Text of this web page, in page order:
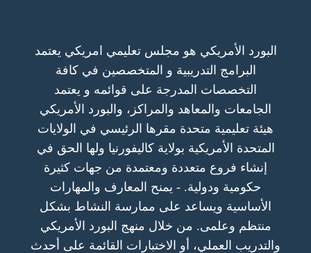
البورد الأمريكي هو مجلس تعليمي امريكي يعتمد
البرامج التدريبية و المتخصصين في كافة
التخصصات المدرجة على قوائمه و يعتمد
الجامعات والمعاهد والمراكز، والبورد الأمريكي
هيئة تعليمية متحدة مقرها الرئيسي في الولايات
المتحدة الأمريكية بولاية كاليفورنيا ولها الحق في
إنشاء فروع متعددة ومعتمدة من جهات كثيرة
حكومية ودولية. - يمنح المعارف والمهارات
الأساسية ويساعد على ممارسة النشاط بشكل
منتظم وعلمى. من خلال منهج البورد الأمريكي
والتدريب العملي، أو الاختبارات القائمة على أحدث